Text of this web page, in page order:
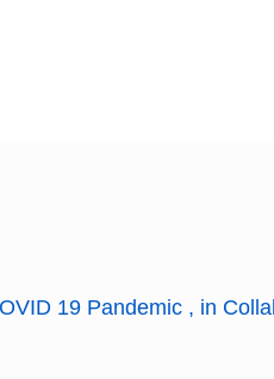
19 Pandemic , in